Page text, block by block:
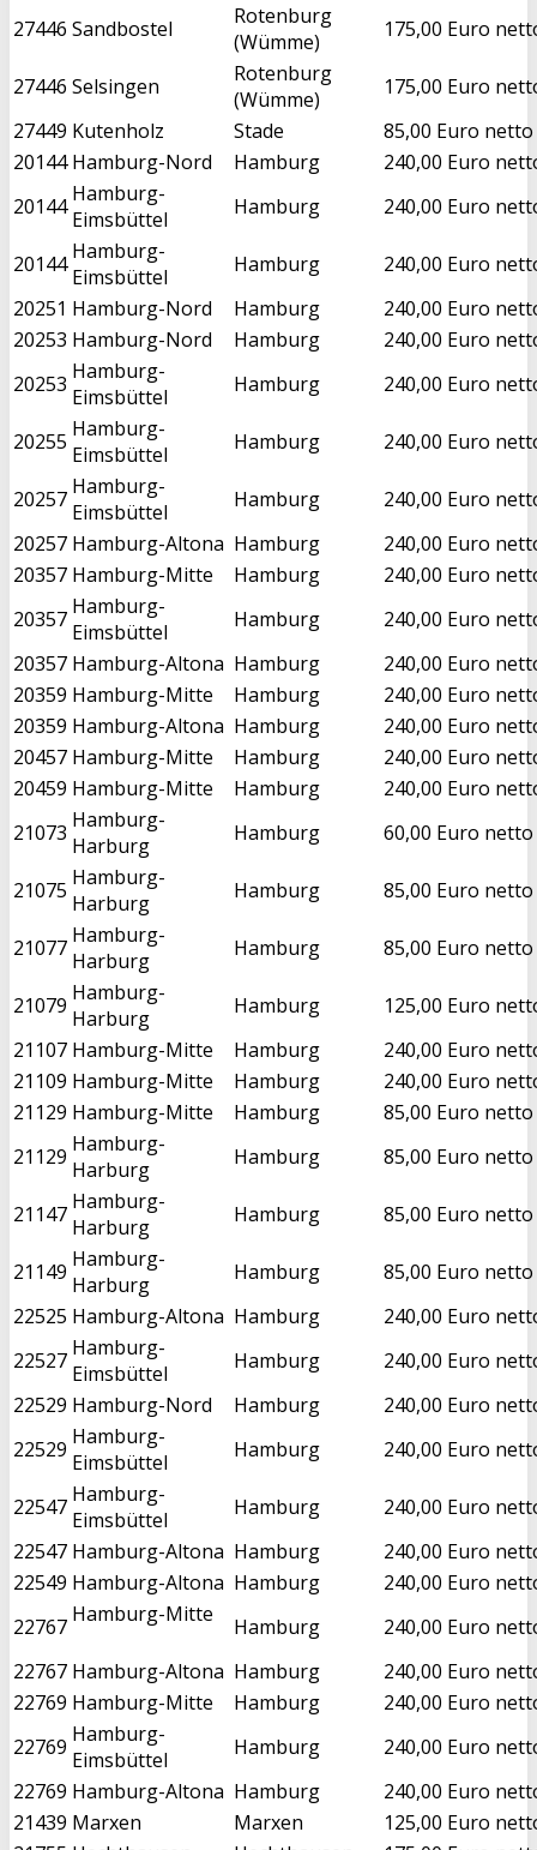
27446 Sandbostel
Rotenburg
(Wümme)
175,00 Euro
27446 Selsingen
Rotenburg
(Wümme)
175,00 Euro
27449 Kutenholz Stade
85,00 Euro netto
20144 Hamburg-Nord Hamburg
240,00 Euro
20144 Hamburg-
Eimsbüttel
Hamburg 240,00 Euro
20144 Hamburg-
Eimsbüttel
Hamburg
240,00 Euro
20251 Hamburg-Nord Hamburg
240,00 Euro
20253 Hamburg-Nord Hamburg
240,00 Euro
20253 Hamburg-
Eimsbüttel
Hamburg 240,00 Euro
20255 Hamburg-
Eimsbüttel
Hamburg 240,00 Euro
20257 Hamburg-
Eimsbüttel
Hamburg
240,00 Euro
20257 Hamburg-Altona Hamburg
240,00 Euro
20357 Hamburg-Mitte Hamburg
240,00 Euro
20357 Hamburg-
Eimsbüttel
Hamburg
240,00 Euro
20357 Hamburg-Altona Hamburg
240,00 Euro
20359 Hamburg-Mitte Hamburg
240,00 Euro
20359 Hamburg-Altona Hamburg
240,00 Euro
20457 Hamburg-Mitte Hamburg
240,00 Euro
20459 Hamburg-Mitte Hamburg
240,00 Euro
21073 Hamburg-
Harburg
Hamburg 60,00 Euro netto
21075 Hamburg-
Harburg
Hamburg 85,00 Euro netto
21077 Hamburg-
Harburg
Hamburg 85,00 Euro netto
21079 Hamburg-
Harburg
Hamburg
125,00 Euro
21107 Hamburg-Mitte Hamburg
240,00 Euro
21109 Hamburg-Mitte Hamburg
240,00 Euro
21129 Hamburg-Mitte Hamburg
85,00 Euro netto
21129 Hamburg-
Harburg
Hamburg 85,00 Euro netto
21147 Hamburg-
Harburg
Hamburg 85,00 Euro netto
21149 Hamburg-
Harburg
Hamburg
85,00 Euro netto
22525 Hamburg-Altona Hamburg
240,00 Euro
22527 Hamburg-
Eimsbüttel
Hamburg
240,00 Euro
22529 Hamburg-Nord Hamburg
240,00 Euro
22529 Hamburg-
Eimsbüttel
Hamburg 240,00 Euro
22547 Hamburg-
Eimsbüttel
Hamburg
240,00 Euro
22547 Hamburg-Altona Hamburg
240,00 Euro
22549 Hamburg-Altona Hamburg
240,00 Euro
22767 Hamburg-Mitte Hamburg
240,00 Euro
22767 Hamburg-Altona Hamburg
240,00 Euro
22769 Hamburg-Mitte Hamburg
240,00 Euro
22769 Hamburg-
Eimsbüttel
Hamburg
240,00 Euro
22769 Hamburg-Altona Hamburg
240,00 Euro
21439 Marxen Marxen
125,00 Euro